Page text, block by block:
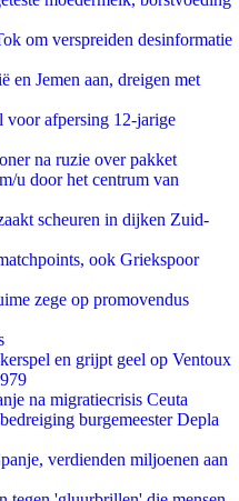
om verspreiden desinformatie
en Jemen aan, dreigen met
afpersing 12-jarige
na ruzie over pakket
u door het centrum van
scheuren in dijken Zuid-
ook Griekspoor
zege op promovendus
en grijpt geel op Ventoux
na migratiecrisis Ceuta
burgemeester Depla
verdienden miljoenen aan